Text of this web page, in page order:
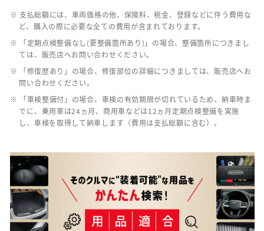
※ 支払総額には、車両価格の他、保険料、税金、登録などに伴う費用な
ど、購入の際に必要な全ての費用が含まれております。
※ 「定期点検整備なし(要整備箇所あり)」の場合、整備箇所につきまし
ては、販売店へお問い合わせください。
※ 「修復歴あり」の場合、修復部位の詳細につきましては、販売店へお
問い合わせください。
※ 「車検整備付」の場合、車検の有効期限が切れているため、納車時ま
でに、乗用車は24ヵ月、商用車などは12ヵ月定期点検整備を実施
し、車検を取得して納車します（費用は支払総額に含む）。